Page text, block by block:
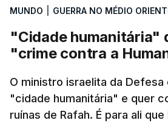
MUNDO GUERRA NO MÉDIO
"Cidade humanitária"
"crime contra a
O ministro israelita da Defesa
"cidade humanitária" e quer
ruínas de Rafah. É para ali